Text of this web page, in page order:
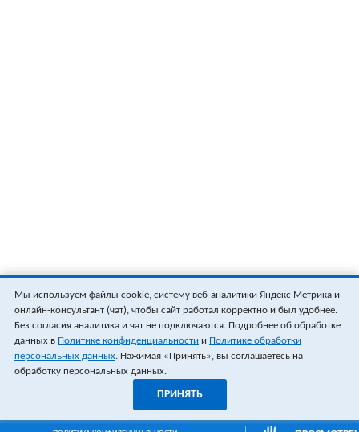
Мы используем файлы cookie, систему веб-аналитики Яндекс Метрика и
онлайн-консультант (чат), чтобы сайт работал корректно и был удобнее.
Без согласия аналитика и чат не подключаются. Подробнее об обработке
данных в Политике конфиденциальности и Политике обработки
персональных данных. Нажимая «Принять», вы соглашаетесь на
обработку персональных данных.
ПРИНЯТЬ